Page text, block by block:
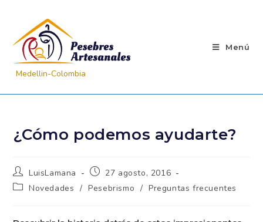
Menú
¿Cómo podemos ayudarte?
LuisLamana
27 agosto, 2016
Novedades / Pesebrismo / Preguntas frecuentes